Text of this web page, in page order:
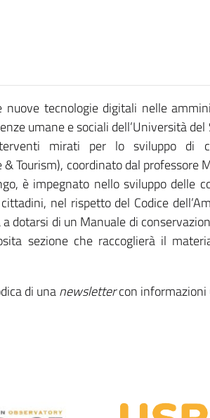
tecnologie digitali nelle
umane e sociali dell’Università
mirati per lo sviluppo di
Tourism), coordinato dal
è impegnato nello sviluppo delle
nel rispetto del Codice
dotarsi di un Manuale di
sezione che raccoglierà il
di unanewslettercon informazioni